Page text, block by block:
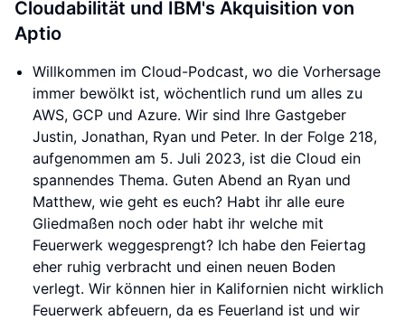
Cloudabilität und IBM's Akquisition von
Aptio
Willkommen im Cloud-Podcast, wo die Vorhersage
immer bewölkt ist, wöchentlich rund um alles zu
AWS, GCP und Azure. Wir sind Ihre Gastgeber
Justin, Jonathan, Ryan und Peter. In der Folge 218,
aufgenommen am 5. Juli 2023, ist die Cloud ein
spannendes Thema. Guten Abend an Ryan und
Matthew, wie geht es euch? Habt ihr alle eure
Gliedmaßen noch oder habt ihr welche mit
Feuerwerk weggesprengt? Ich habe den Feiertag
eher ruhig verbracht und einen neuen Boden
verlegt. Wir können hier in Kalifornien nicht wirklich
Feuerwerk abfeuern, da es Feuerland ist und wir